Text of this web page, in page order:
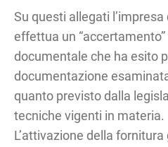
Su questi allegati
effettua un
documentale che ha esito
documentazione
quanto previsto dalla
tecniche vigenti in materia.
L’attivazione della